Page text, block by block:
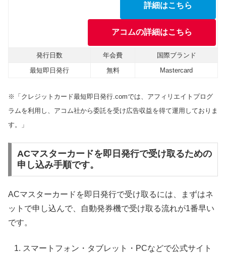
詳細はこちら
アコムの詳細はこちら
発行日数 年会費
国際ブランド
最短即日発行
無料 Mastercard
※「クレジットカード最短即日発行.comでは、アフィリエイトプログ
ラムを利用し、アコム社から委託を受け広告収益を得て運用しておりま
す。」
ACマスターカードを即日発行で受け取るための
申し込み手順です。
ACマスターカードを即日発行で受け取るには、まずはネ
ットで申し込んで、自動発券機で受け取る流れが1番早い
です。
スマートフォン・タブレット・PCなどで公式サイト